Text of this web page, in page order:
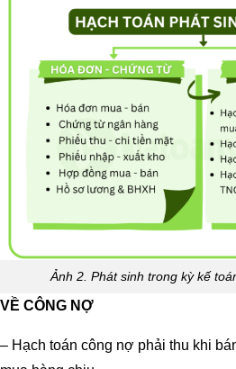
Ảnh 2. Phát sinh trong kỳ kế
VỀ CÔNG NỢ
– Hạch toán công nợ phải thu khi